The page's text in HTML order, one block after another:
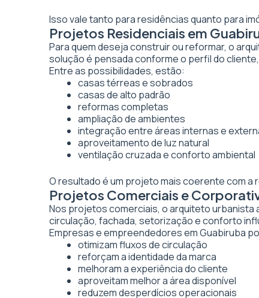
Isso vale tanto para residências quanto para
Projetos Residenciais em
Para quem deseja construir ou reformar, o
solução é pensada conforme o perfil do
Entre as possibilidades, estão:
casas térreas e sobrados
casas de alto padrão
reformas completas
ampliação de ambientes
integração entre áreas internas e
aproveitamento de luz natural
ventilação cruzada e conforto ambiental
O resultado é um projeto mais coerente com a
Projetos Comerciais e
Nos projetos comerciais, o arquiteto urbanista
circulação, fachada, setorização e conforto
Empresas e empreendedores em Guabiruba
otimizam fluxos de circulação
reforçam a identidade da marca
melhoram a experiência do cliente
aproveitam melhor a área disponível
reduzem desperdícios operacionais